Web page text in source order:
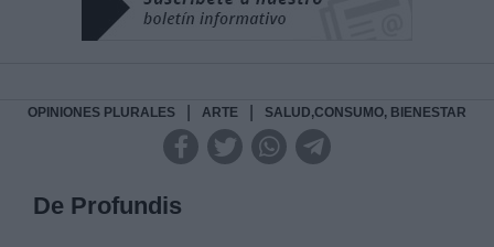
OPINIONES PLURALES ARTE SALUD,CONSUMO, BIENESTAR
De Profundis
Responsable: